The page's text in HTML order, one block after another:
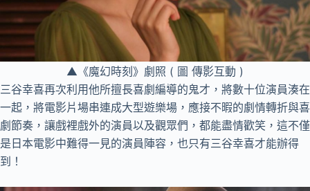
▲《魔幻時刻》劇照 ( 圖 傳影互動 )
三谷幸喜再次利用他所擅長喜劇編導的鬼才，將數十位演員湊在
一起，將電影片場串連成大型遊樂場，應接不暇的劇情轉折與喜
劇節奏，讓戲裡戲外的演員以及觀眾們，都能盡情歡笑，這不僅
是日本電影中難得一見的演員陣容，也只有三谷幸喜才能辦得
到！